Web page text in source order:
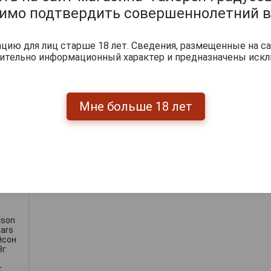
Gelas 1993 years
Арманьяк Мейсон
Желас 1993г
Armagnac Maison
Gelas 1993 years
по году производства
подтвердить совершеннолетний
для лиц старше 18 лет. Сведения, размещенные на
информационный характер и предназначены
Мне больше 18 лет